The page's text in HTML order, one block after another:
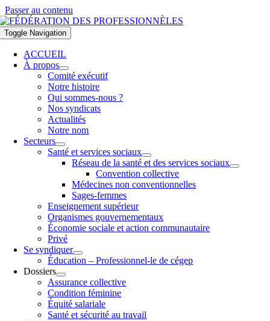
Passer au contenu
Toggle Navigation
ACCUEIL
À propos
Comité exécutif
Notre histoire
Qui sommes-nous ?
Nos syndicats
Actualités
Notre nom
Secteurs
Santé et services sociaux
Réseau de la santé et des services sociaux
Convention collective
Médecines non conventionnelles
Sages-femmes
Enseignement supérieur
Organismes gouvernementaux
Économie sociale et action communautaire
Privé
Se syndiquer
Éducation – Professionnel-le de cégep
Dossiers
Assurance collective
Condition féminine
Équité salariale
Santé et sécurité au travail